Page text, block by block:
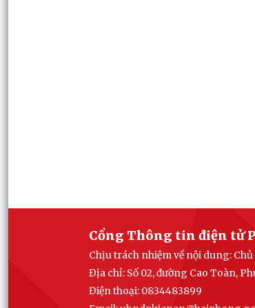
Cổng Thông tin điện tử
Chịu trách nhiệm về nội dung:
Địa chỉ: Số 02, đường Cao Toàn,
Điện thoại: 0834483899